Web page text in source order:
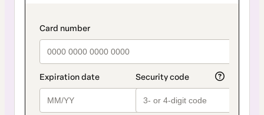
payment_data.section_title_v2
seleccionado
Tarjeta